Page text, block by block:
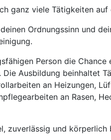
ganz viele Tätigkeiten auf
Ordnungssinn und
Person die
Ausbildung beinhaltet
an Heizungen,
an Rasen,
zuverlässig und körperlich